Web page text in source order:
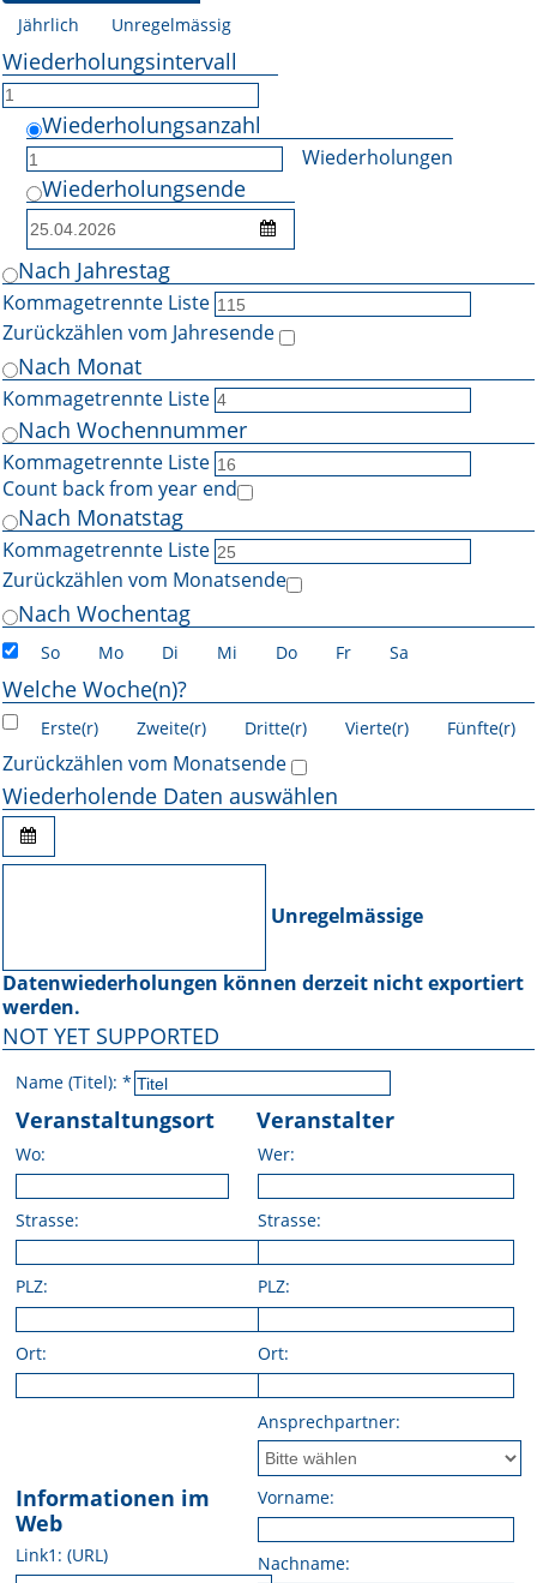
Kongresskalender
Jährlich
Unregelmässig
Wiederholungsintervall
Wiederholungsanzahl
Wiederholungen
Wiederholungsende
Nach Jahrestag
Kommagetrennte Liste
Zurückzählen vom Jahresende
Nach Monat
Kommagetrennte Liste
Nach Wochennummer
Kommagetrennte Liste
Count back from year end
Nach Monatstag
Kommagetrennte Liste
Zurückzählen vom Monatsende
Nach Wochentag
So Mo Di Mi Do Fr Sa
Welche Woche(n)?
Erste(r) Zweite(r) Dritte(r) Vierte(r) Fünfte(r)
Zurückzählen vom Monatsende
Wiederholende Daten auswählen
Unregelmässige
Datenwiederholungen können derzeit nicht exportiert
werden.
NOT YET SUPPORTED
Name (Titel): *
Veranstaltungsort Veranstalter
Wo:
Strasse:
PLZ:
Ort:
Wer:
Strasse:
PLZ:
Ort:
Informationen im
Web
Link1: (URL)
Ansprechpartner:
Vorname:
Nachname: